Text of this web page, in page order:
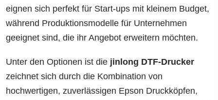
eignen sich perfekt für Start-ups mit kleinem Budget,
während Produktionsmodelle für Unternehmen
geeignet sind, die ihr Angebot erweitern möchten.
Unter den Optionen ist die jinlong DTF-Drucker
zeichnet sich durch die Kombination von
hochwertigen, zuverlässigen Epson Druckköpfen,